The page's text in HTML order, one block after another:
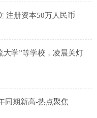
注册资本50万人民币
大学”等学校，凌晨关灯
同期新高-热点聚焦